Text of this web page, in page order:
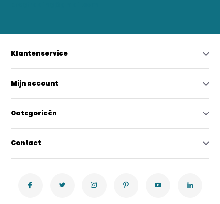
Klantenservice
Mijn account
Categorieën
Contact